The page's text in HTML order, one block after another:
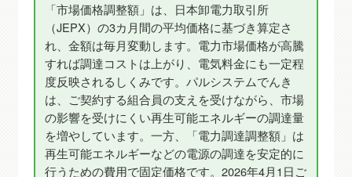
「市場価格調整額」は、日本卸電力取引所
（JEPX）の3カ月間の平均価格に基づき算定さ
れ、金額は毎月変動します。電力市場価格が高騰
すれば調達コストは上がり、電気料金にも一定程
度反映されるしくみです。パルシステムでんき
は、ご契約する組合員の支えを受けながら、市場
の影響を受けにくい再生可能エネルギーの調達量
を増やしています。一方、「電力調達調整額」は
再生可能エネルギーなどの電源の調達を安定的に
行うための費用で固定価格です。2026年4月1日ご